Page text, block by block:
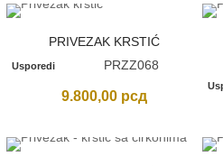
PRIVEZAK KRSTIĆ
Usporedi PRZZ068
9.800,00 рсд